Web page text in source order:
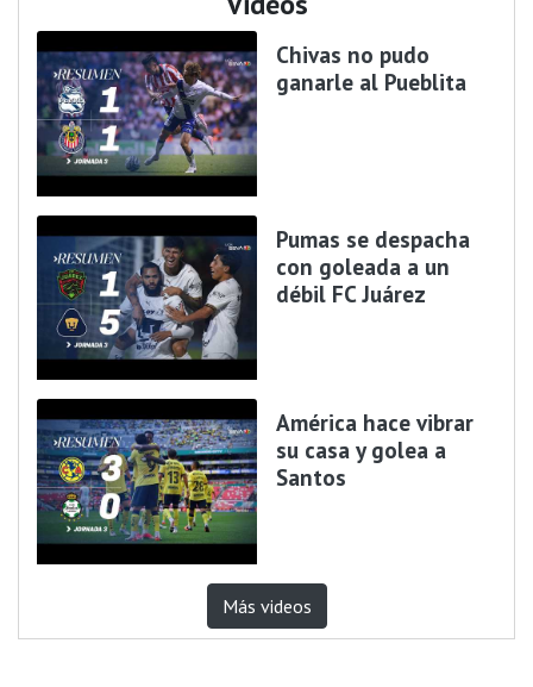
Chivas no pudo
ganarle al Pueblita
Pumas se despacha
con goleada a un
débil FC Juárez
América hace vibrar
su casa y golea a
Santos
Más videos